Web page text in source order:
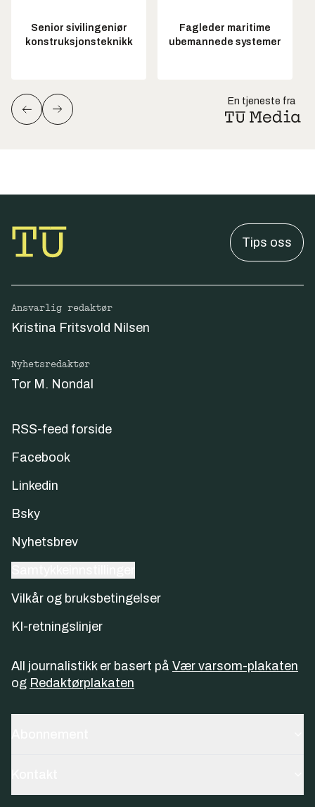
Senior sivilingeniør
konstruksjonsteknikk
Fagleder maritime
ubemannede systemer
En tjeneste fra
Tips oss
Ansvarlig redaktør
Kristina Fritsvold Nilsen
Nyhetsredaktør
Tor M. Nondal
RSS-feed forside
Facebook
Linkedin
Bsky
Nyhetsbrev
Vilkår og bruksbetingelser
KI-retningslinjer
All journalistikk er basert på Vær varsom-plakaten
og Redaktørplakaten